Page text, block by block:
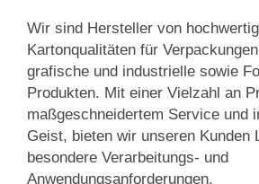
Wir sind Hersteller von
Kartonqualitäten für
grafische und industrielle sowie
Produkten. Mit einer Vielzahl an
maßgeschneidertem Service und
Geist, bieten wir unseren Kunden
besondere Verarbeitungs- und
Anwendungsanforderungen.